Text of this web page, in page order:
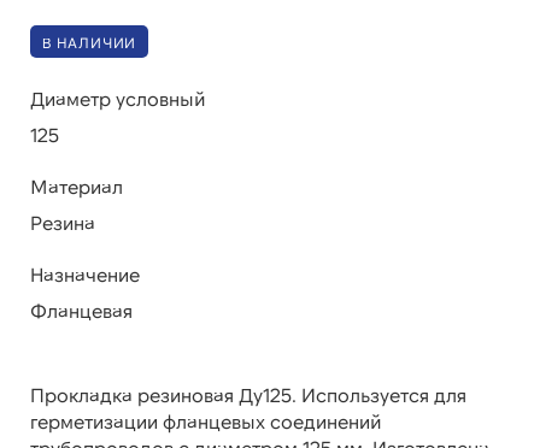
В НАЛИЧИИ
Диаметр условный
125
Материал
Резина
Назначение
Фланцевая
Прокладка резиновая Ду125. Используется для
герметизации фланцевых соединений